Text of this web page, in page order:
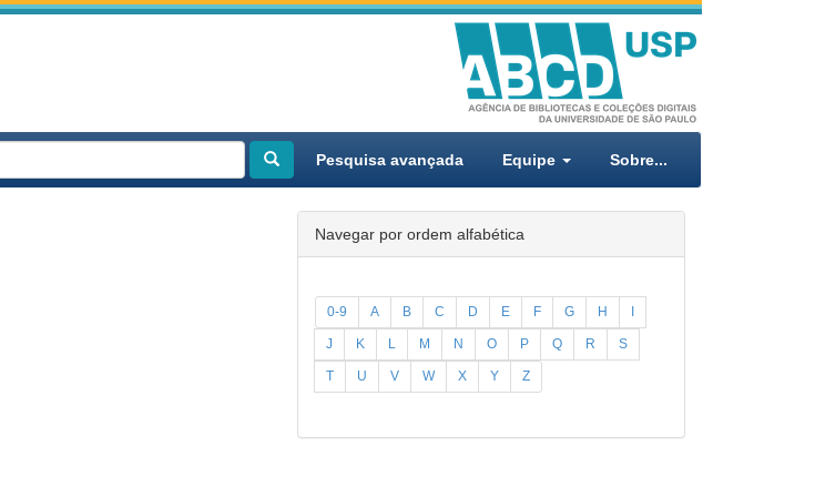
Pesquisa avançada Equipe Sobre...
Navegar por ordem alfabética
0-9 A B C D E F G H I
J K L M N O P Q R S
T U V W X Y Z